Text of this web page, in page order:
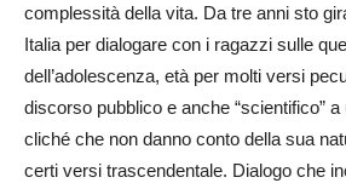
complessità della vita. Da tre anni sto
Italia per dialogare con i ragazzi sulle
dell’adolescenza, età per molti versi
discorso pubblico e anche “scientifico”
cliché che non danno conto della sua
certi versi trascendentale. Dialogo che